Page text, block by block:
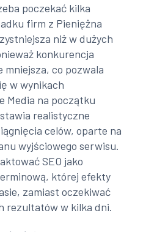
poczekać kilka
firm z Pieniężna
niż w dużych
konkurencja
mniejsza, co pozwala
w wynikach
Media na początku
realistyczne
celów, oparte na
wyjściowego serwisu.
SEO jako
której efekty
zamiast oczekiwać
rezultatów w kilka dni.